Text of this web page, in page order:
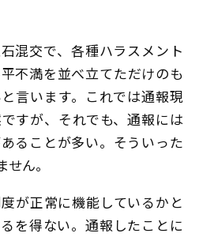
混交で、各種ハラスメント
不満を並べ立てただけのも
言います。これでは通報現
すが、それでも、通報には
ることが多い。そういった
ん。
が正常に機能しているかと
を得ない。通報したことに